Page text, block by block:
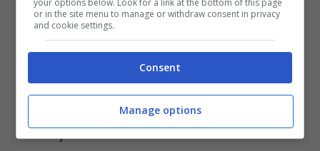
or in the site menu to manage or withdraw consent in privacy
and cookie settings.
Consent
Manage options